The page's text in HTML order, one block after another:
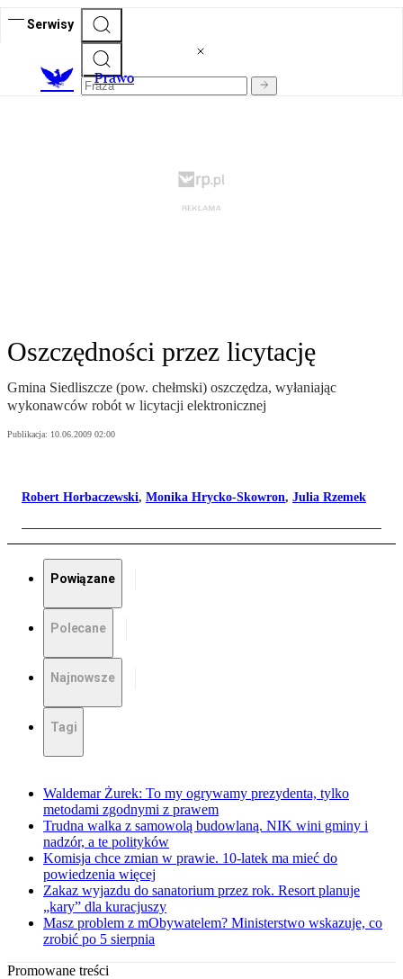
Serwisy
Prawo
Oszczędności przez licytację
Gmina Siedliszcze (pow. chełmski) oszczędza, wyłaniając
wykonawców robót w licytacji elektronicznej
Publikacja: 10.06.2009 02:00
Robert Horbaczewski, Monika Hrycko-Skowron, Julia Rzemek
Powiązane
Polecane
Najnowsze
Tagi
Waldemar Żurek: To my ogrywamy prezydenta, tylko
metodami zgodnymi z prawem
Trudna walka z samowolą budowlaną. NIK wini gminy i
nadzór, a te polityków
Komisja chce zmian w prawie. 10-latek ma mieć do
powiedzenia więcej
Zakaz wyjazdu do sanatorium przez rok. Resort planuje
„kary” dla kuracjuszy
Masz problem z mObywatelem? Ministerstwo wskazuje, co
zrobić po 5 sierpnia
Promowane treści